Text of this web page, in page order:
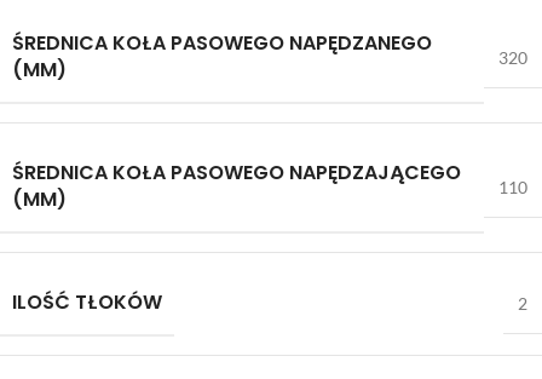
ŚREDNICA KOŁA PASOWEGO NAPĘDZANEGO
(MM)
320
ŚREDNICA KOŁA PASOWEGO NAPĘDZAJĄCEGO
(MM)
110
ILOŚĆ TŁOKÓW 2